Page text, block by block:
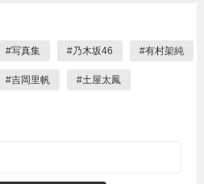
#写真集 #乃木坂46 #有村架純
#吉岡里帆 #土屋太鳳